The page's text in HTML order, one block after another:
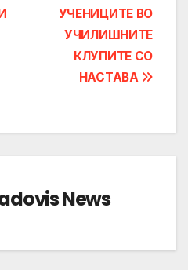
УЧЕНИЦИТЕ ВО
УЧИЛИШНИТЕ
КЛУПИТЕ СО
НАСТАВА
News